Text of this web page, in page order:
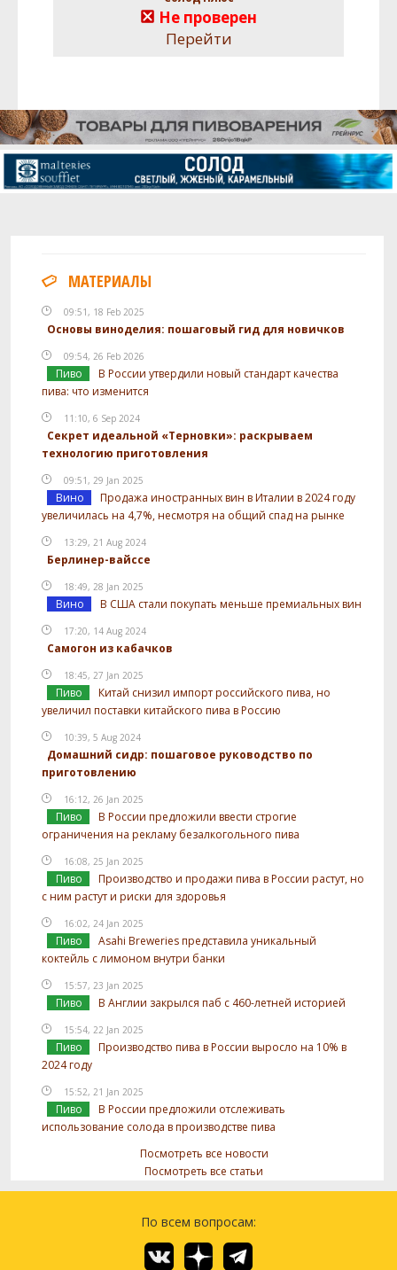
Не проверен
Перейти
МАТЕРИАЛЫ
09:51, 18 Feb 2025
Основы виноделия: пошаговый гид для новичков
09:54, 26 Feb 2026
Пиво
В России утвердили новый стандарт качества
пива: что изменится
11:10, 6 Sep 2024
Секрет идеальной «Терновки»: раскрываем
технологию приготовления
09:51, 29 Jan 2025
Вино
Продажа иностранных вин в Италии в 2024 году
увеличилась на 4,7%, несмотря на общий спад на рынке
13:29, 21 Aug 2024
Берлинер-вайссе
18:49, 28 Jan 2025
Вино В США стали покупать меньше премиальных вин
17:20, 14 Aug 2024
Самогон из кабачков
18:45, 27 Jan 2025
Пиво
Китай снизил импорт российского пива, но
увеличил поставки китайского пива в Россию
10:39, 5 Aug 2024
Домашний сидр: пошаговое руководство по
приготовлению
16:12, 26 Jan 2025
Пиво
В России предложили ввести строгие
ограничения на рекламу безалкогольного пива
16:08, 25 Jan 2025
Пиво
Производство и продажи пива в России растут, но
с ним растут и риски для здоровья
16:02, 24 Jan 2025
Пиво
Asahi Breweries представила уникальный
коктейль с лимоном внутри банки
15:57, 23 Jan 2025
Пиво В Англии закрылся паб с 460-летней историей
15:54, 22 Jan 2025
Пиво
Производство пива в России выросло на 10% в
2024 году
15:52, 21 Jan 2025
Пиво
В России предложили отслеживать
использование солода в производстве пива
Посмотреть все новости
Посмотреть все статьи
По всем вопросам: